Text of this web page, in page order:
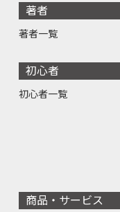
著者
著者一覧
初心者
初心者一覧
商品・サービス